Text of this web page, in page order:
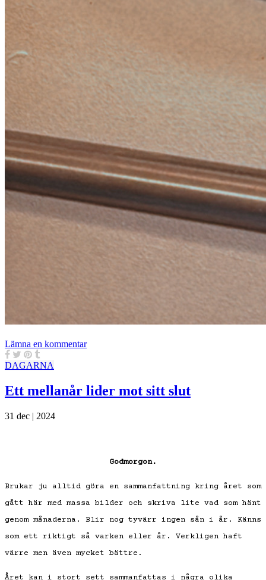
Lämna en kommentar
DAGARNA
Ett mellanår lider mot sitt slut
31 dec | 2024
Godmorgon.
Brukar ju alltid göra en sammanfattning kring året som
gått här med massa bilder och skriva lite vad som hänt
genom månaderna. Blir nog tyvärr ingen sån i år. Känns
som ett riktigt så varken eller år. Verkligen haft
värre men även mycket bättre.
Året kan i stort sett sammanfattas i några olika